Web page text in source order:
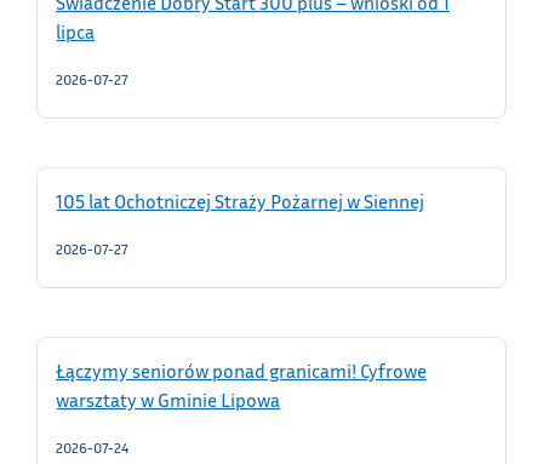
lipca
2026-07-27
105 lat Ochotniczej Straży Pożarnej w Siennej
2026-07-27
Łączymy seniorów ponad granicami! Cyfrowe
warsztaty w Gminie Lipowa
2026-07-24